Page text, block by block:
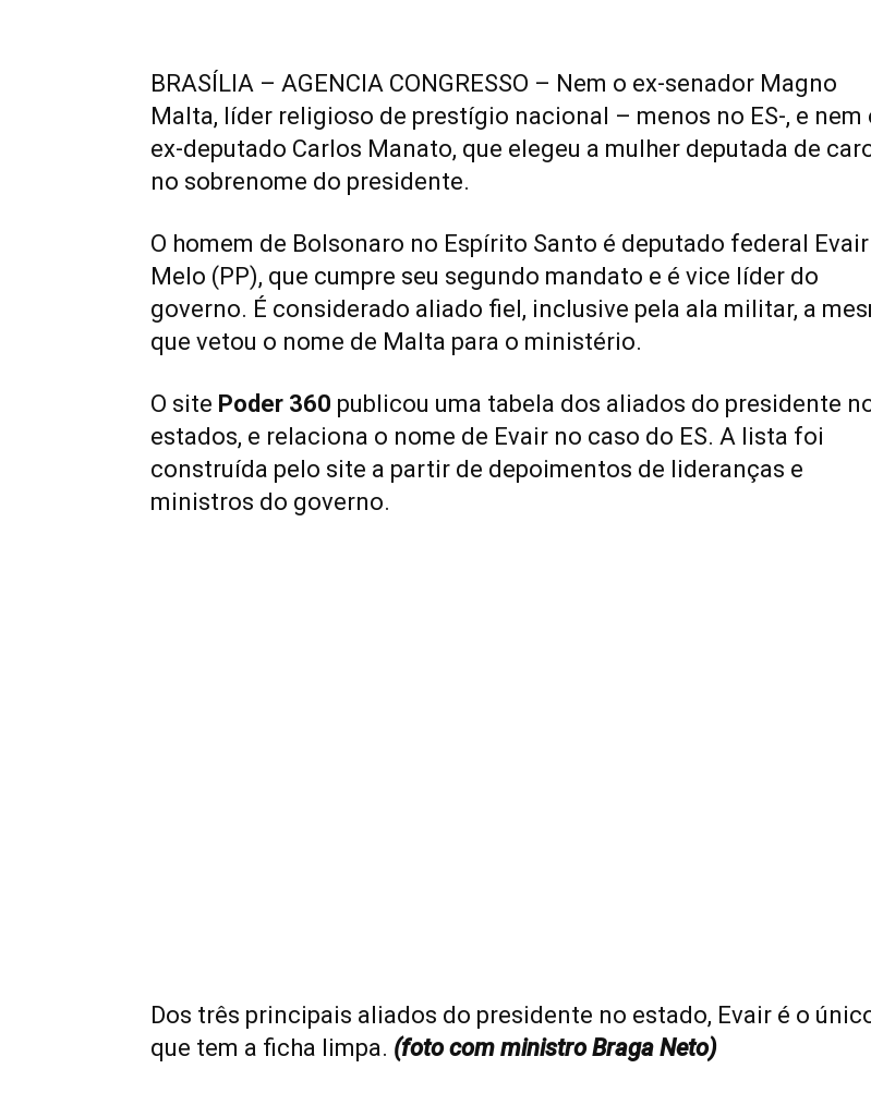
BRASÍLIA – AGENCIA CONGRESSO – Nem o ex-senador Magno
Malta, líder religioso de prestígio nacional – menos no ES-, e nem
ex-deputado Carlos Manato, que elegeu a mulher deputada de
no sobrenome do presidente.
O homem de Bolsonaro no Espírito Santo é deputado federal
Melo (PP), que cumpre seu segundo mandato e é vice líder do
governo. É considerado aliado fiel, inclusive pela ala militar, a
que vetou o nome de Malta para o ministério.
O site Poder 360 publicou uma tabela dos aliados do presidente
estados, e relaciona o nome de Evair no caso do ES. A lista foi
construída pelo site a partir de depoimentos de lideranças e
ministros do governo.
Dos três principais aliados do presidente no estado, Evair é o
que tem a ficha limpa. (foto com ministro Braga Neto)